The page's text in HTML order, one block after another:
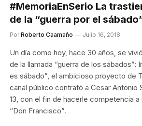
#MemoriaEnSerio La
de la “guerra por el
Por Roberto Caamaño Julio 16, 2018
Un día como hoy, hace 30 años, se
de la llamada “guerra de los sábados”:
es sábado”, el ambicioso proyecto de
canal público contrató a Cesar Antonio
13, con el fin de hacerle competencia a
“Don Francisco”.